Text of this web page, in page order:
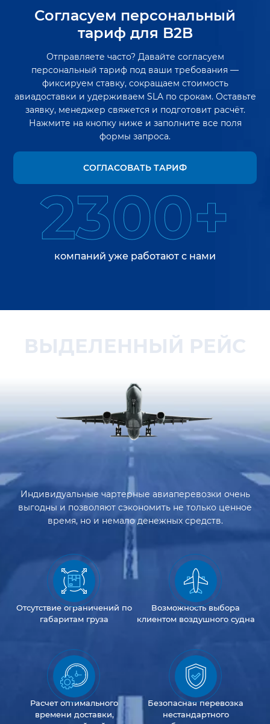
Согласуем персональный
тариф для B2B
Отправляете часто? Давайте согласуем
персональный тариф под ваши требования —
фиксируем ставку, сокращаем стоимость
авиадоставки и удерживаем SLA по срокам. Оставьте
заявку, менеджер свяжется и подготовит расчёт.
Нажмите на кнопку ниже и заполните все поля
формы запроса.
СОГЛАСОВАТЬ ТАРИФ
2300+
компаний уже работают с нами
ВЫДЕЛЕННЫЙ РЕЙС
Индивидуальные чартерные авиаперевозки очень
выгодны и позволяют сэкономить не только ценное
время, но и немало денежных средств.
Отсутствиеограничений по
габаритам груза
Возможность выбора
клиентом воздушного судна
Расчет оптимального
времени доставки,
Безопасная перевозка
нестандартного